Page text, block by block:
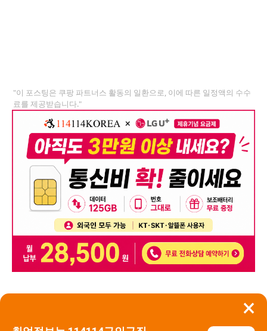
×
"이 포스팅은 쿠팡 파트너스 활동의 일환으로, 이에 따른 일정액의 수수
료를 제공받습니다."